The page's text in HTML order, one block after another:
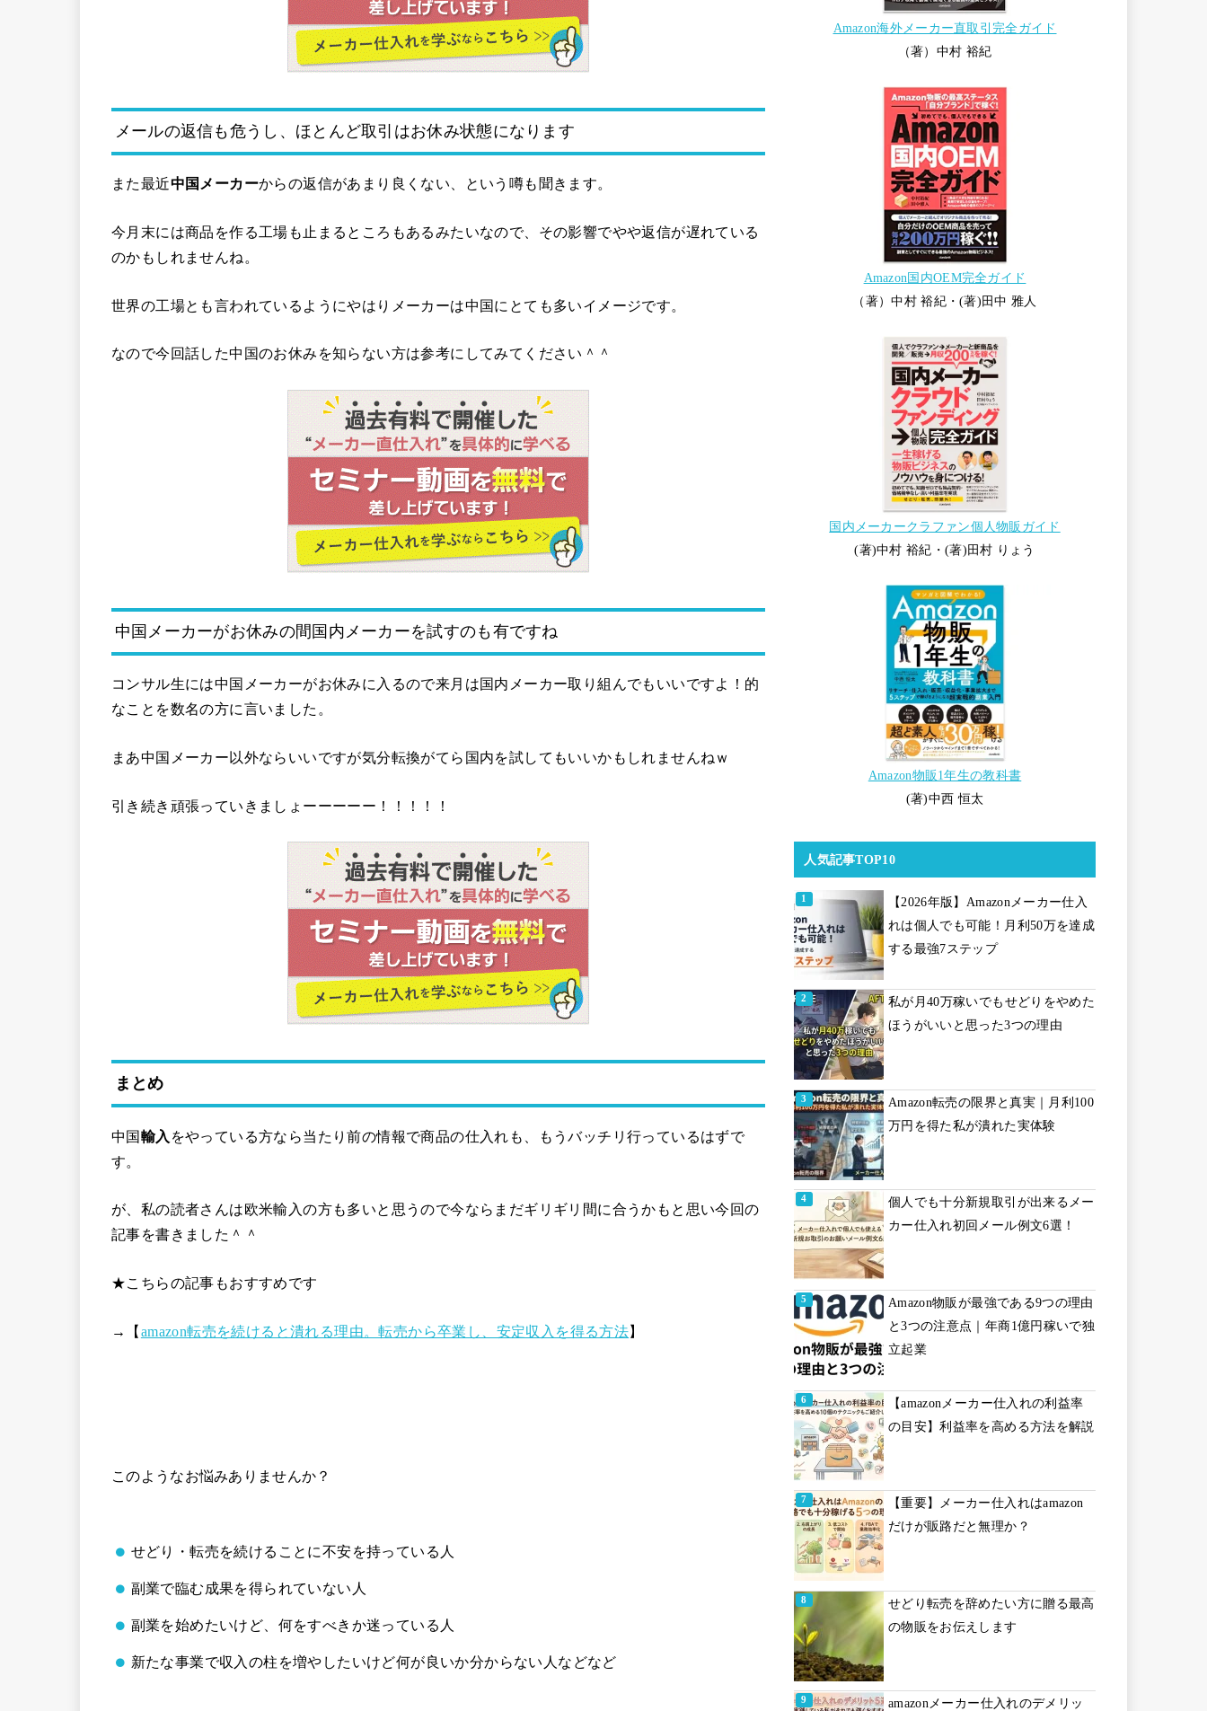
メールの返信も危うし、ほとんど取引はお休み状態になります
また最近中国メーカーからの返信があまり良くない、という噂も聞きます。
今月末には商品を作る工場も止まるところもあるみたいなので、その影響でやや返信が遅れている
のかもしれませんね。
世界の工場とも言われているようにやはりメーカーは中国にとても多いイメージです。
なので今回話した中国のお休みを知らない方は参考にしてみてください＾＾
中国メーカーがお休みの間国内メーカーを試すのも有ですね
コンサル生には中国メーカーがお休みに入るので来月は国内メーカー取り組んでもいいですよ！的
なことを数名の方に言いました。
まあ中国メーカー以外ならいいですが気分転換がてら国内を試してもいいかもしれませんねｗ
引き続き頑張っていきましょーーーーー！！！！！
まとめ
中国輸入 をやっている方なら当たり前の情報で商品の仕入れも、もうバッチリ行っているはずで
す。
が、私の読者さんは欧米輸入の方も多いと思うので今ならまだギリギリ間に合うかもと思い今回の
記事を書きました＾＾
★こちらの記事もおすすめです
→【 amazon転売を続けると潰れる理由。転売から卒業し、安定収入を得る方法】
このようなお悩みありませんか？
せどり・転売を続けることに不安を持っている人
副業で臨む成果を得られていない人
副業を始めたいけど、何をすべきか迷っている人
新たな事業で収入の柱を増やしたいけど何が良いか分からない人などなど
Amazon海外メーカー直取引完全ガイド
（著）中村 裕紀
Amazon国内OEM完全ガイド
（著）中村 裕紀・(著)田中 雅人
国内メーカークラファン個人物販ガイド
(著)中村 裕紀・(著)田村 りょう
Amazon物販1年生の教科書
(著)中西 恒太
人気記事TOP10
【2026年版】Amazonメーカー仕入
れは個人でも可能！月利50万を達成
する最強7ステップ
私が月40万稼いでもせどりをやめた
ほうがいいと思った3つの理由
Amazon転売の限界と真実｜月利100
万円を得た私が潰れた実体験
個人でも十分新規取引が出来るメー
カー仕入れ初回メール例文6選！
Amazon物販が最強である9つの理由
と3つの注意点｜年商1億円稼いで独
立起業
【amazonメーカー仕入れの利益率
の目安】利益率を高める方法を解説
【重要】メーカー仕入れはamazon
だけが販路だと無理か？
せどり転売を辞めたい方に贈る最高
の物販をお伝えします
amazonメーカー仕入れのデメリッ